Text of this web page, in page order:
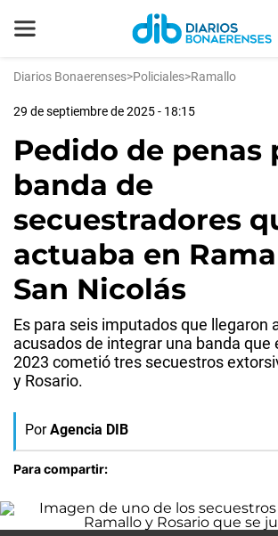
Diarios Bonaerenses>Policiales>Ramallo
29 de septiembre de 2025 - 18:15
Pedido de penas
banda de
secuestradores
actuaba en
San Nicolás
Es para seis imputados que llegaron
acusados de integrar una banda que
2023 cometió tres secuestros
y Rosario.
Por Agencia DIB
Para compartir: